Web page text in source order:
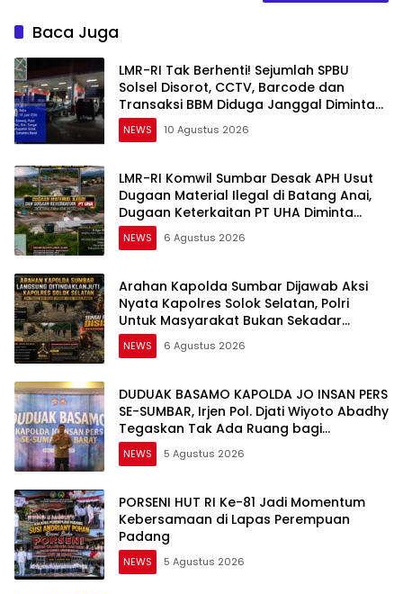
Baca Juga
LMR-RI Tak Berhenti! Sejumlah SPBU
Solsel Disorot, CCTV, Barcode dan
Transaksi BBM Diduga Janggal Diminta
Dibongkar
NEWS 10 Agustus 2026
LMR-RI Komwil Sumbar Desak APH Usut
Dugaan Material Ilegal di Batang Anai,
Dugaan Keterkaitan PT UHA Diminta
Diselidiki Tuntas
NEWS 6 Agustus 2026
Arahan Kapolda Sumbar Dijawab Aksi
Nyata Kapolres Solok Selatan, Polri
Untuk Masyarakat Bukan Sekadar
Slogan
NEWS 6 Agustus 2026
DUDUAK BASAMO KAPOLDA JO INSAN PERS
SE-SUMBAR, Irjen Pol. Djati Wiyoto Abadhy
Tegaskan Tak Ada Ruang bagi
Pelanggar Hukum di Internal Polri
NEWS 5 Agustus 2026
PORSENI HUT RI Ke-81 Jadi Momentum
Kebersamaan di Lapas Perempuan
Padang
NEWS 5 Agustus 2026